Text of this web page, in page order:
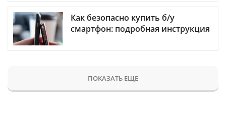
Как безопасно купить б/у
смартфон: подробная инструкция
ПОКАЗАТЬ ЕЩЕ